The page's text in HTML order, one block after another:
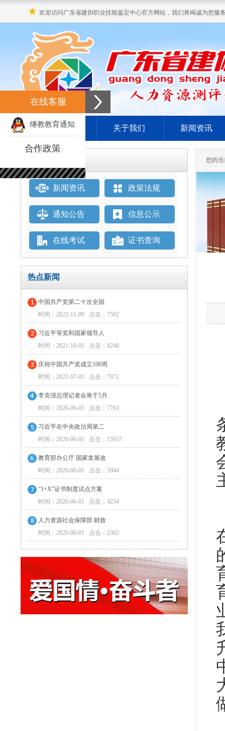
★ 欢迎访问广东省建协职业技能鉴定中心官方网站，我们将竭诚为您
网站首页 关于我们 新闻资讯
新闻资讯 政策法规
通知公告 信息公示
在线考试 证书查询
热点新闻
中国共产党第二十次全国
时间：2022-11-09 点击：7592
习近平等党和国家领导人
时间：2021-10-01 点击：8248
庆祝中国共产党成立100周
时间：2021-07-01 点击：7972
李克强总理记者会将于5月
时间：2020-06-01 点击：7763
习近平在中央政治局第二
时间：2020-06-01 点击：15937
教育部办公厅 国家发展改
时间：2020-06-01 点击：5944
“1+X”证书制度试点方案
时间：2020-06-01 点击：4234
人力资源社会保障部 财政
时间：2020-06-01 点击：2302
您的
在线客服
继教教育通知
合作政策